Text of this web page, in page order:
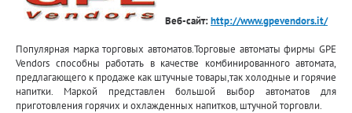
Веб-сайт:http://www.gpevendors.it/
Популярная марка торговых автоматов.Торговые автоматы фирмы GPE
Vendors способны работать в качестве комбинированного автомата,
предлагающего к продаже как штучные товары,так холодные и горячие
напитки. Маркой представлен большой выбор автоматов для
приготовления горячих и охлажденных напитков, штучной торговли.